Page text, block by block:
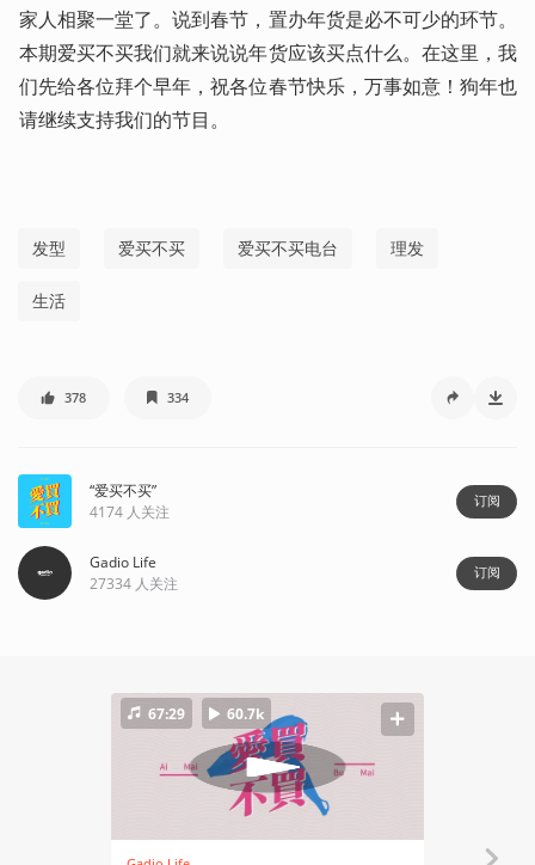
家人相聚一堂了。说到春节，置办年货是必不可少的环节。
本期爱买不买我们就来说说年货应该买点什么。在这里，我
们先给各位拜个早年，祝各位春节快乐，万事如意！狗年也
请继续支持我们的节目。
发型 爱买不买 爱买不买电台 理发
生活
378 334
“爱买不买”
4174 人关注
订阅
Gadio Life
27334 人关注
订阅
67:29 60.7k